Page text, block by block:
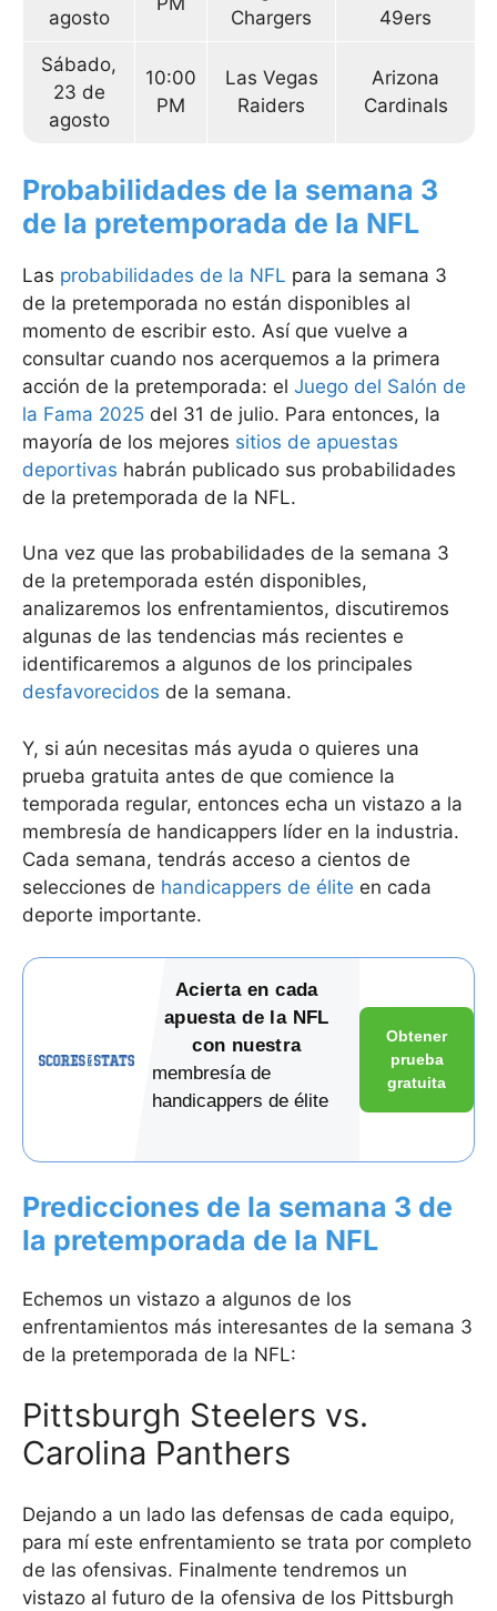
agosto
Chargers
49ers
Sábado,
23 de
agosto
10:00
PM
Las Vegas
Raiders
Arizona
Cardinals
Probabilidades de la semana 3
de la pretemporada de la NFL
Las probabilidades de la NFL para la semana 3
de la pretemporada no están disponibles al
momento de escribir esto. Así que vuelve a
consultar cuando nos acerquemos a la primera
acción de la pretemporada: el Juego del Salón de
la Fama 2025 del 31 de julio. Para entonces, la
mayoría de los mejores sitios de apuestas
deportivas habrán publicado sus probabilidades
de la pretemporada de la NFL.
Una vez que las probabilidades de la semana 3
de la pretemporada estén disponibles,
analizaremos los enfrentamientos, discutiremos
algunas de las tendencias más recientes e
identificaremos a algunos de los principales
desfavorecidos de la semana.
Y, si aún necesitas más ayuda o quieres una
prueba gratuita antes de que comience la
temporada regular, entonces echa un vistazo a la
membresía de handicappers líder en la industria.
Cada semana, tendrás acceso a cientos de
selecciones de handicappers de élite en cada
deporte importante.
Acierta en cada
apuesta de la NFL
con nuestra
membresía de
handicappers de élite
Obtener
prueba
gratuita
Predicciones de la semana 3 de
la pretemporada de la NFL
Echemos un vistazo a algunos de los
enfrentamientos más interesantes de la semana 3
de la pretemporada de la NFL:
Pittsburgh Steelers vs.
Carolina Panthers
Dejando a un lado las defensas de cada equipo,
para mí este enfrentamiento se trata por completo
de las ofensivas. Finalmente tendremos un
vistazo al futuro de la ofensiva de los Pittsburgh